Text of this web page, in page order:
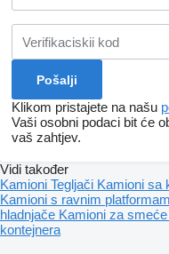
Klikom pristajete na našu
Vaši osobni podaci bit će
vaš zahtjev.
Vidi također
Kamioni Tegljači Kamioni sa
Kamioni s ravnim
hladnjače Kamioni za smeće
kontejnera